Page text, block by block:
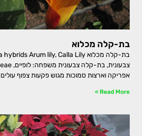
בת-קלה מכלוא
אפריקה וארצות סמוכות מגוש פקעות צפוף
Read More »